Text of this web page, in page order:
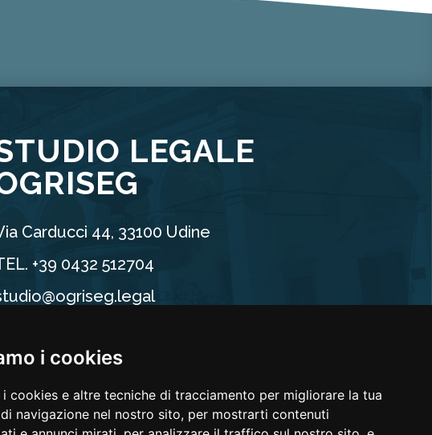
i cookies
i cookies e altre tecniche di tracciamento per migliorare la tua
navigazione nel nostro sito, per mostrarti contenuti
LEGALE
Carducci 44, 33100 Udine
+39 0432 512704